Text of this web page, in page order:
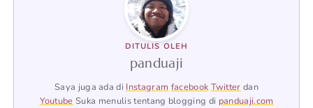
DITULIS OLEH
panduaji
Saya juga ada di Instagram facebook Twitter dan
Youtube Suka menulis tentang blogging di panduaji.com